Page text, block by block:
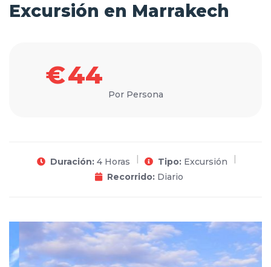
Excursión en Marrakech
€44
Por Persona
Duración: 4 Horas Tipo: Excursión
Recorrido: Diario